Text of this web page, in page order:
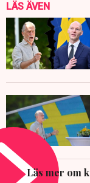
LÄS ÄVEN
Läs mer om